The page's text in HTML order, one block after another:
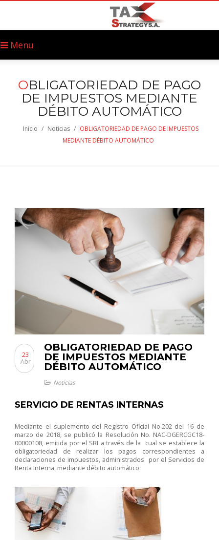
Menu
OBLIGATORIEDAD DE PAGO
DE IMPUESTOS MEDIANTE
DÉBITO AUTOMÁTICO
Inicio / Noticias / OBLIGATORIEDAD DE PAGO DE IMPUESTOS
MEDIANTE DÉBITO AUTOMÁTICO
OBLIGATORIEDAD DE PAGO
DE IMPUESTOS MEDIANTE
DÉBITO AUTOMÁTICO
23
Abr
Noticias
SERVICIO DE RENTAS INTERNAS
Mediante el suplemento del Registro Oficial No.202 del 16 de
marzo de 2018, se publicó la Resolución No. NAC-DGERCGC18-
00000108, emitida por el SRI a través de la cual se establece la
obligatoriedad de realizar los pagos correspondientes a
declaraciones de impuestos, administrados por el Servicios de
Renta Interna, mediante débito automático: